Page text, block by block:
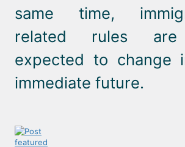
same time,
related rules
expected to change
immediate future.